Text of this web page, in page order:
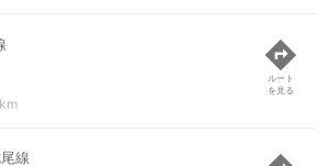
ルート
を見る
線